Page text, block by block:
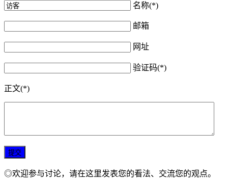
名称(*)
邮箱
网址
验证码(*)
正文(*)
◎欢迎参与讨论，请在这里发表您的看法、交流您的观点。